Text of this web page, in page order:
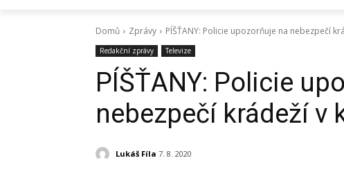
Domů Zprávy PÍŠŤANY: Policie upozorňuje na nebezpečí
Redakční zprávy Televize
PÍŠŤANY: Policie
nebezpečí krádeží v
Lukáš Fíla 7. 8. 2020